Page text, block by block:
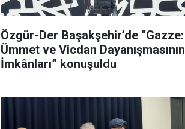
Özgür-Der Başakşehir’de “Gazze:
Ümmet ve Vicdan Dayanışmasının
İmkânları” konuşuldu